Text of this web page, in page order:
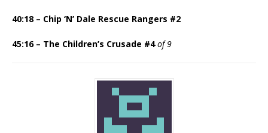
40:18 – Chip ‘N’ Dale Rescue Rangers #2
45:16 – The Children’s Crusade #4of 9